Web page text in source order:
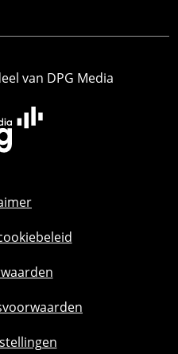
van DPG Media